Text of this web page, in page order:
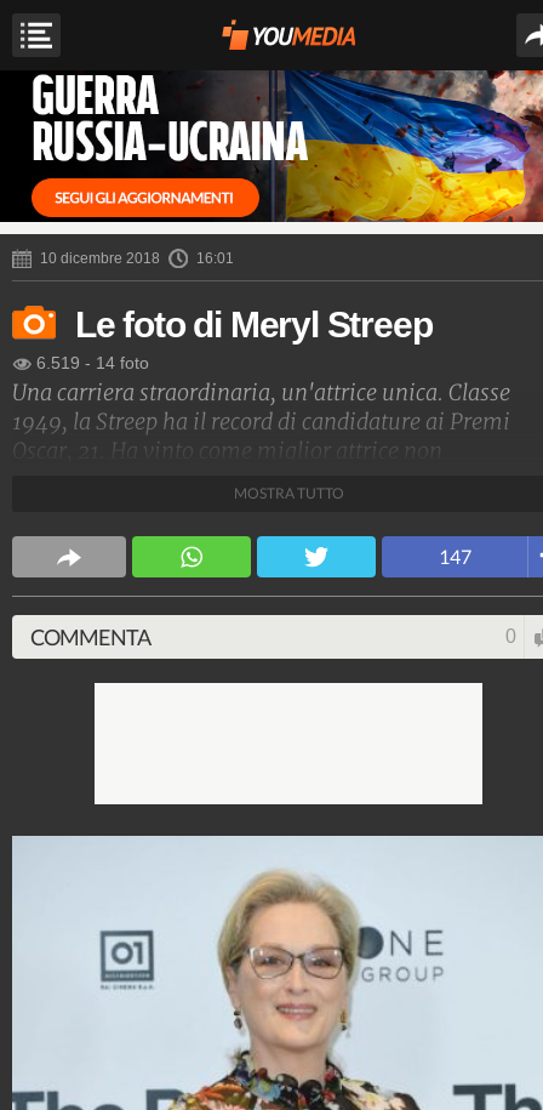
10 dicembre 2018 16:01
Le foto di Meryl Streep
6.519 - 14 foto
Una carriera straordinaria, un'attrice unica. Classe
1949, la Streep ha il record di candidature ai Premi
Oscar, 21. Ha vinto come miglior attrice non
nel 1982 e per "The Iron Lady" nel 2012.
4.053.358.339-9.454 video-76.076 foto
MOSTRA TUTTO
147
COMMENTA 0